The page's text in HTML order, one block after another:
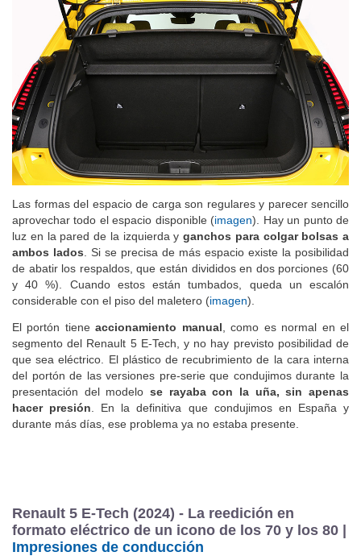
Las formas del espacio de carga son regulares y parecer sencillo
aprovechar todo el espacio disponible (imagen). Hay un punto de
luz en la pared de la izquierda y ganchos para colgar bolsas a
ambos lados . Si se precisa de más espacio existe la posibilidad
de abatir los respaldos, que están divididos en dos porciones (60
y 40 %). Cuando estos están tumbados, queda un escalón
considerable con el piso del maletero (imagen).
El portón tieneaccionamiento manual , como es normal en el
segmento del Renault 5 E-Tech, y no hay previsto posibilidad de
que sea eléctrico. El plástico de recubrimiento de la cara interna
del portón de las versiones pre-serie que condujimos durante la
presentación del modelo se rayaba con la uña, sin apenas
hacer presión . En la definitiva que condujimos en España y
durante más días, ese problema ya no estaba presente.
Renault 5 E-Tech (2024) - La reedición en
formato eléctrico de un icono de los 70 y los 80 |
Impresiones de conducción